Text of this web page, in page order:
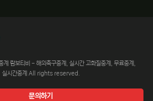
람보티비 - 해외축구중계, 실시간 고화질중계, 무료중계,
실시간중계 All rights reserved.
문의하기